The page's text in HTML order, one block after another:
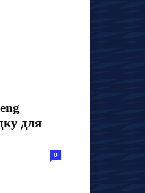
для
0